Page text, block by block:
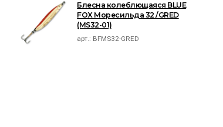
Блесна колеблющаяся BLUE
FOX Моресильда 32 /GRED
(MS32-01)
арт.: BFMS32-GRED